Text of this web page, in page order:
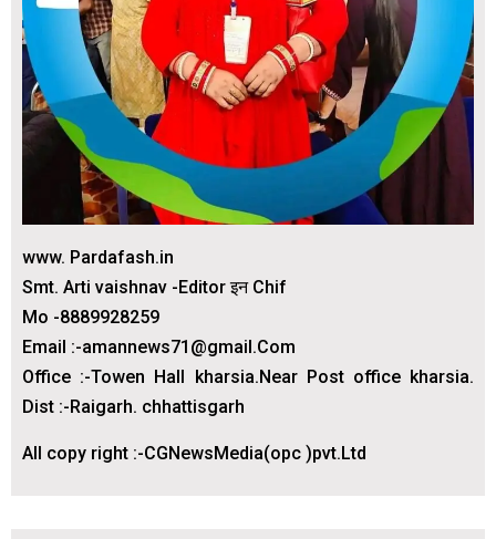
www. Pardafash.in
Smt. Arti vaishnav -Editor इन Chif
Mo -8889928259
Email :-amannews71@gmail.Com
Office :-Towen Hall kharsia.Near Post office kharsia.
Dist :-Raigarh. chhattisgarh
All copy right :-CGNewsMedia(opc )pvt.Ltd